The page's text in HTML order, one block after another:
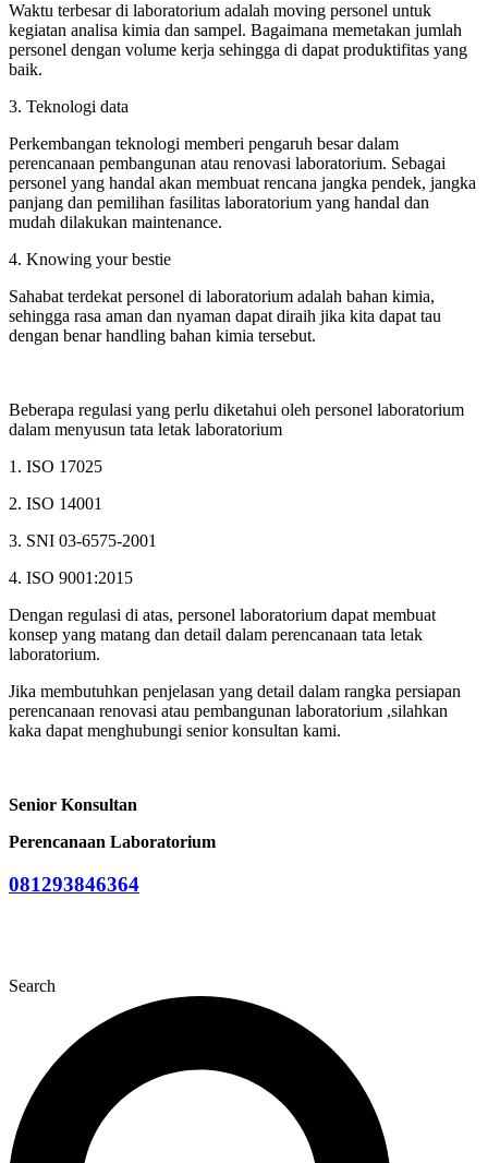
Waktu terbesar di laboratorium adalah moving personel untuk
kegiatan analisa kimia dan sampel. Bagaimana memetakan jumlah
personel dengan volume kerja sehingga di dapat produktifitas yang
baik.
3. Teknologi data
Perkembangan teknologi memberi pengaruh besar dalam
perencanaan pembangunan atau renovasi laboratorium. Sebagai
personel yang handal akan membuat rencana jangka pendek, jangka
panjang dan pemilihan fasilitas laboratorium yang handal dan
mudah dilakukan maintenance.
4. Knowing your bestie
Sahabat terdekat personel di laboratorium adalah bahan kimia,
sehingga rasa aman dan nyaman dapat diraih jika kita dapat tau
dengan benar handling bahan kimia tersebut.
Beberapa regulasi yang perlu diketahui oleh personel laboratorium
dalam menyusun tata letak laboratorium
1. ISO 17025
2. ISO 14001
3. SNI 03-6575-2001
4. ISO 9001:2015
Dengan regulasi di atas, personel laboratorium dapat membuat
konsep yang matang dan detail dalam perencanaan tata letak
laboratorium.
Jika membutuhkan penjelasan yang detail dalam rangka persiapan
perencanaan renovasi atau pembangunan laboratorium ,silahkan
kaka dapat menghubungi senior konsultan kami.
Senior Konsultan
Perencanaan Laboratorium
081293846364
Search